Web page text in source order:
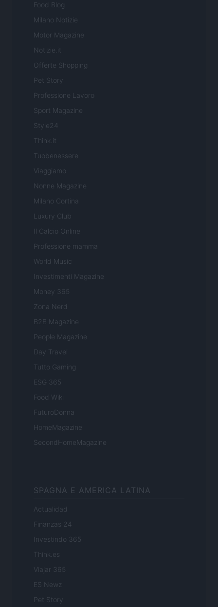
Food Blog
Milano Notizie
Motor Magazine
Notizie.it
Offerte Shopping
Pet Story
Professione Lavoro
Sport Magazine
Style24
Think.it
Tuobenessere
Viaggiamo
Nonne Magazine
Milano Cortina
Luxury Club
Il Calcio Online
Professione mamma
World Music
Investimenti Magazine
Money 365
Zona Nerd
B2B Magazine
People Magazine
Day Travel
Tutto Gaming
ESG 365
Food Wiki
FuturoDonna
HomeMagazine
SecondHomeMagazine
SPAGNA E AMERICA LATINA
Actualidad
Finanzas 24
Investindo 365
Think.es
Viajar 365
ES Newz
Pet Story